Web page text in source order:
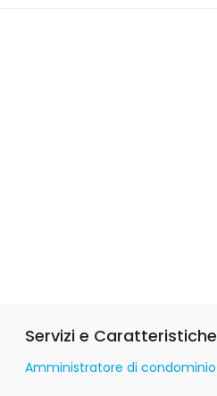
Servizi e Caratteristiche
Amministratore di condominio